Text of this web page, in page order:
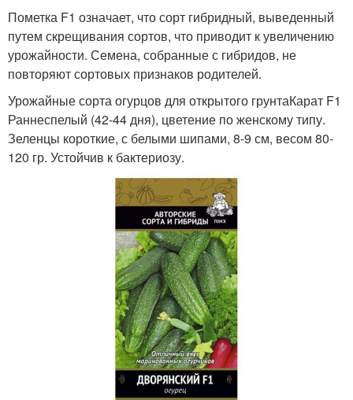
Пометка F1 означает, что сорт гибридный, выведенный
путем скрещивания сортов, что приводит к увеличению
урожайности. Семена, собранные с гибридов, не
повторяют сортовых признаков родителей.
Урожайные сорта огурцов для открытого грунтаКарат F1
Раннеспелый (42-44 дня), цветение по женскому типу.
Зеленцы короткие, с белыми шипами, 8-9 см, весом 80-
120 гр. Устойчив к бактериозу.